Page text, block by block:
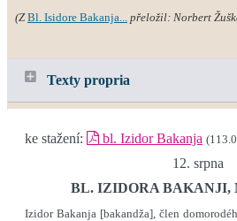
(Z Bl. Isidore Bakanja... přeložil: Norbert
Texty propria
ke stažení: bl. Izidor Bakanja
12. srpna
BL. IZIDORA BAKANJI,
Izidor Bakanja [bakandža], člen